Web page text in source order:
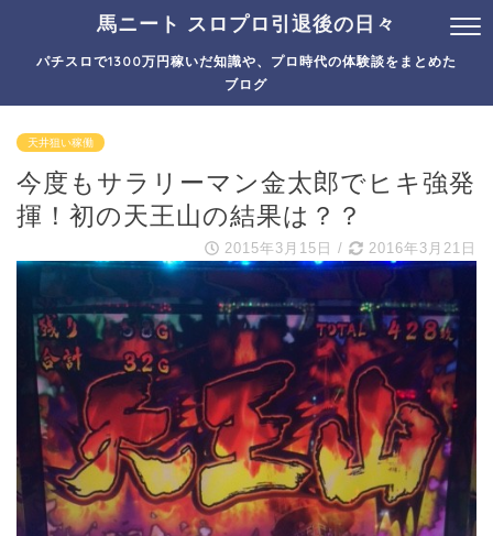
馬ニート スロプロ引退後の日々
パチスロで1300万円稼いだ知識や、プロ時代の体験談をまとめた
ブログ
天井狙い稼働
今度もサラリーマン金太郎でヒキ強発
揮！初の天王山の結果は？？
2015年3月15日 / 2016年3月21日